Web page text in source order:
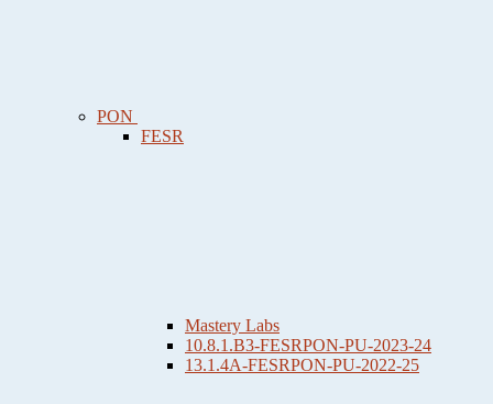
PON
FESR
Mastery Labs
10.8.1.B3-FESRPON-PU-2023-24
13.1.4A-FESRPON-PU-2022-25